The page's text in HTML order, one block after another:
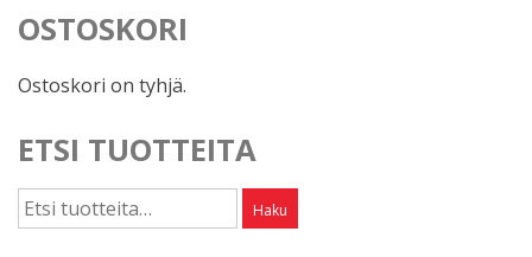
OSTOSKORI
Ostoskori on tyhjä.
ETSI TUOTTEITA
Etsi: Haku